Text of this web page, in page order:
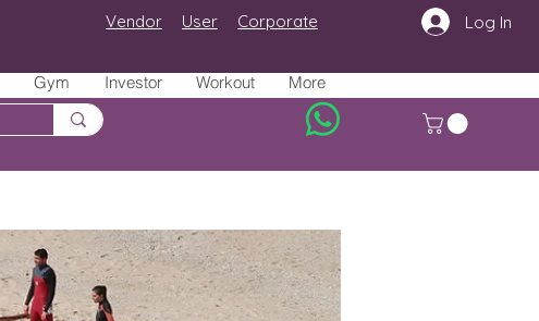
Gym Investor Workout More
Vendor User Log In
Corporate